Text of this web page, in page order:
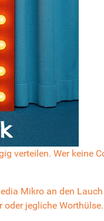
verteilen. Wer keine
Mikro an den
jegliche Worthülse.